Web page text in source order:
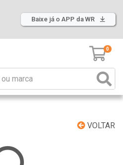
Baixe já o APP da WR
0
VOLTAR